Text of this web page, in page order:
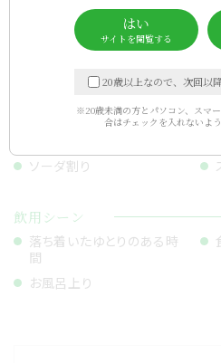
純アルコール量
お勧めの飲み方
ソーダ割り
飲用シーン
落ち着いたゆとりのある時
間
お風呂上り
はい
サイトを閲覧する
20歳以上なので、次回以
※20歳未満の方とパソコン、スマ
合はチェックを入れないよ